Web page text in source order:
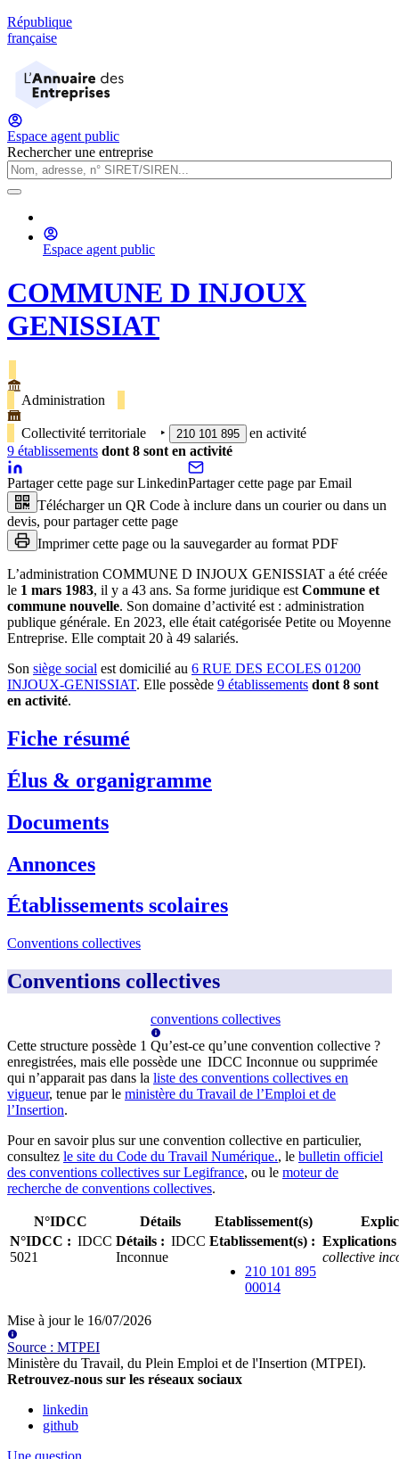
République
française
Espace agent public
Rechercher une entreprise
Espace agent public
COMMUNE D INJOUX
GENISSIAT
Administration
Collectivité territoriale ‣ 210 101 895
en activité
9 établissements dont 8 sont en activité
Partager cette page sur LinkedinPartager cette page par Email
Télécharger un QR Code à inclure dans un courier ou dans un
devis, pour partager cette page
Imprimer cette page ou la sauvegarder au format PDF
L’administration COMMUNE D INJOUX GENISSIAT a été créée
le 1 mars 1983, il y a 43 ans. Sa forme juridique est Commune et
commune nouvelle. Son domaine d’activité est : administration
publique générale. En 2023, elle était catégorisée Petite ou Moyenne
Entreprise. Elle comptait 20 à 49 salariés.
Son siège social est domicilié au 6 RUE DES ECOLES 01200
INJOUX-GENISSIAT. Elle possède 9 établissements dont 8 sont
en activité.
Fiche résumé
Élus & organigramme
Documents
Annonces
Établissements scolaires
Conventions collectives
Conventions collectives
Cette structure possède 1
conventions collectives
Qu’est-ce qu’une convention collective ?
enregistrées, mais elle possède une IDCC Inconnue ou supprimée
qui n’apparait pas dans la liste des conventions collectives en
vigueur, tenue par le ministère du Travail de l’Emploi et de
l’Insertion.
Pour en savoir plus sur une convention collective en particulier,
consultez le site du Code du Travail Numérique., le bulletin officiel
des conventions collectives sur Legifrance, ou le moteur de
recherche de conventions collectives.
N°IDCC Détails Etablissement(s)
N°IDCC : IDCC
5021
Détails : IDCC
Inconnue
Etablissement(s) :
210 101 895
00014
Explications
collective
Mise à jour le 16/07/2026
Source : MTPEI
Ministère du Travail, du Plein Emploi et de l'Insertion (MTPEI).
Retrouvez-nous sur les réseaux sociaux
linkedin
github